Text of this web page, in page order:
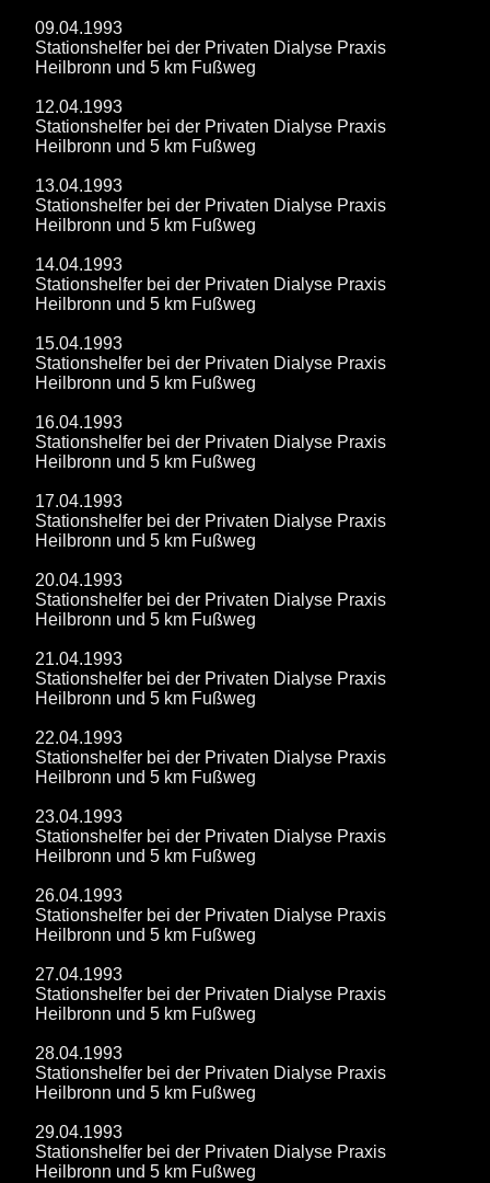
09.04.1993
Stationshelfer bei der Privaten Dialyse Praxis
Heilbronn und 5 km Fußweg
12.04.1993
Stationshelfer bei der Privaten Dialyse Praxis
Heilbronn und 5 km Fußweg
13.04.1993
Stationshelfer bei der Privaten Dialyse Praxis
Heilbronn und 5 km Fußweg
14.04.1993
Stationshelfer bei der Privaten Dialyse Praxis
Heilbronn und 5 km Fußweg
15.04.1993
Stationshelfer bei der Privaten Dialyse Praxis
Heilbronn und 5 km Fußweg
16.04.1993
Stationshelfer bei der Privaten Dialyse Praxis
Heilbronn und 5 km Fußweg
17.04.1993
Stationshelfer bei der Privaten Dialyse Praxis
Heilbronn und 5 km Fußweg
20.04.1993
Stationshelfer bei der Privaten Dialyse Praxis
Heilbronn und 5 km Fußweg
21.04.1993
Stationshelfer bei der Privaten Dialyse Praxis
Heilbronn und 5 km Fußweg
22.04.1993
Stationshelfer bei der Privaten Dialyse Praxis
Heilbronn und 5 km Fußweg
23.04.1993
Stationshelfer bei der Privaten Dialyse Praxis
Heilbronn und 5 km Fußweg
26.04.1993
Stationshelfer bei der Privaten Dialyse Praxis
Heilbronn und 5 km Fußweg
27.04.1993
Stationshelfer bei der Privaten Dialyse Praxis
Heilbronn und 5 km Fußweg
28.04.1993
Stationshelfer bei der Privaten Dialyse Praxis
Heilbronn und 5 km Fußweg
29.04.1993
Stationshelfer bei der Privaten Dialyse Praxis
Heilbronn und 5 km Fußweg